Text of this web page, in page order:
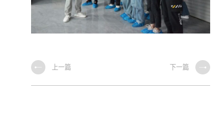
上一篇 下一篇